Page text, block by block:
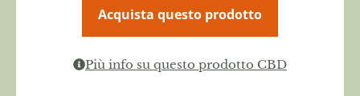
Acquista questo prodotto
Più info su questo prodotto CBD